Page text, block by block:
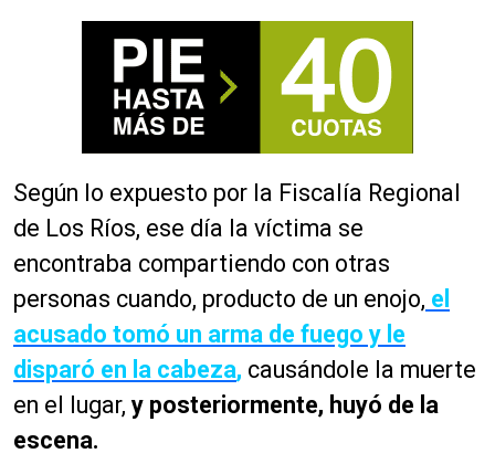
Según lo expuesto por la Fiscalía Regional
de Los Ríos, ese día la víctima se
encontraba compartiendo con otras
personas cuando, producto de un enojo, el
acusado tomó un arma de fuego y le
disparó en la cabeza, causándole la muerte
en el lugar, y posteriormente, huyó de la
escena.